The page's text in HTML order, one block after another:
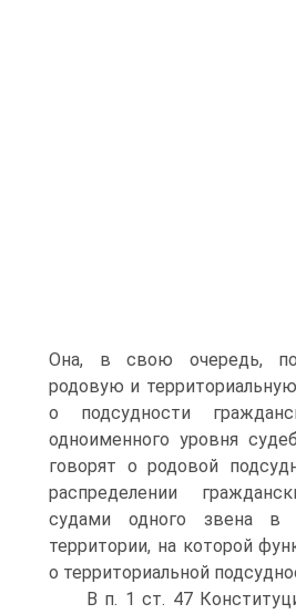
Она, в свою очередь,
родовую и
о подсудности
одноименного уровня
говорят о родовой
распределении
судами одного звена в
территории, на которой
о территориальной
В п. 1 ст. 47